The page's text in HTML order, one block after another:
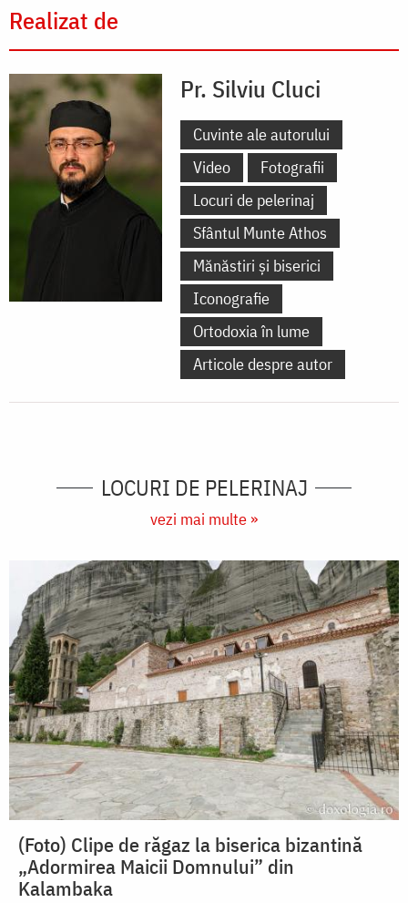
Realizat de
Pr. Silviu Cluci
Cuvinte ale autorului
Video
Fotografii
Locuri de pelerinaj
Sfântul Munte Athos
Mănăstiri și biserici
Iconografie
Ortodoxia în lume
Articole despre autor
LOCURI DE PELERINAJ
vezi mai multe »
(Foto) Clipe de răgaz la biserica bizantină
„Adormirea Maicii Domnului” din
Kalambaka